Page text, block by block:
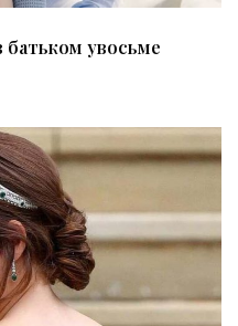
батьком увосьме